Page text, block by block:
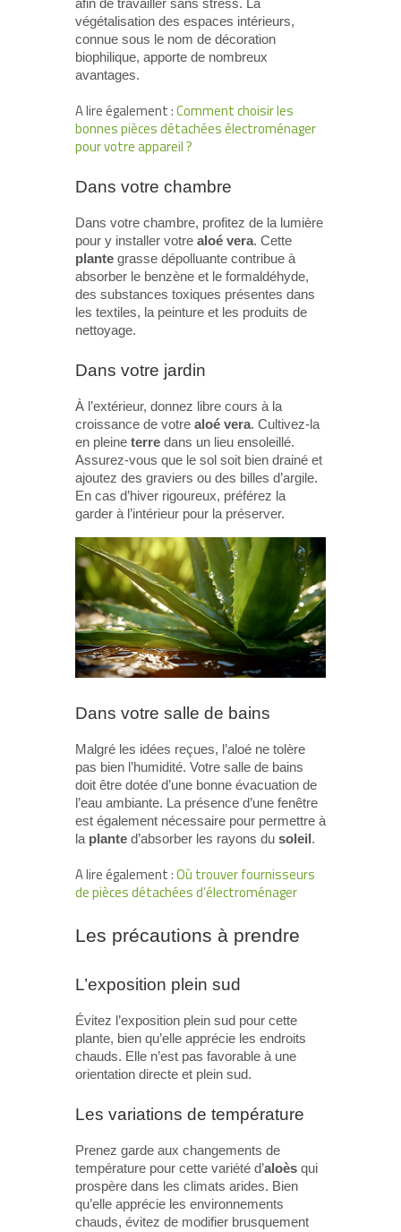
afin de travailler sans stress. La
végétalisation des espaces intérieurs,
connue sous le nom de décoration
biophilique, apporte de nombreux
avantages.
A lire également :Comment choisir les
bonnes pièces détachées électroménager
pour votre appareil ?
Dans votre chambre
Dans votre chambre, profitez de la lumière
pour y installer votre aloé vera. Cette
plante grasse dépolluante contribue à
absorber le benzène et le formaldéhyde,
des substances toxiques présentes dans
les textiles, la peinture et les produits de
nettoyage.
Dans votre jardin
À l’extérieur, donnez libre cours à la
croissance de votre aloé vera. Cultivez-la
en pleine terre dans un lieu ensoleillé.
Assurez-vous que le sol soit bien drainé et
ajoutez des graviers ou des billes d’argile.
En cas d’hiver rigoureux, préférez la
garder à l’intérieur pour la préserver.
Dans votre salle de bains
Malgré les idées reçues, l’aloé ne tolère
pas bien l’humidité. Votre salle de bains
doit être dotée d’une bonne évacuation de
l’eau ambiante. La présence d’une fenêtre
est également nécessaire pour permettre à
la plante d’absorber les rayons du soleil .
A lire également :Où trouver fournisseurs
de pièces détachées d’électroménager
Les précautions à prendre
L’exposition plein sud
Évitez l’exposition plein sud pour cette
plante, bien qu’elle apprécie les endroits
chauds. Elle n’est pas favorable à une
orientation directe et plein sud.
Les variations de température
Prenez garde aux changements de
température pour cette variété d’aloès qui
prospère dans les climats arides. Bien
qu’elle apprécie les environnements
chauds, évitez de modifier brusquement